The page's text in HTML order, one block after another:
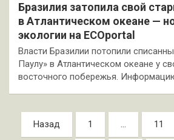
Бразилия затопила свой
в Атлантическом океане —
экологии на ECOportal
Власти Бразилии потопили
Паулу» в Атлантическом океане у
восточного побережья.
Пагинация
Назад 1 … 11